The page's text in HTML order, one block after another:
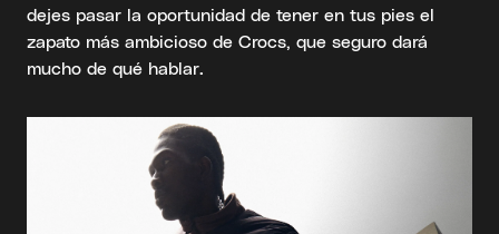
dejes pasar la oportunidad de tener en tus pies el
zapato más ambicioso de Crocs, que seguro dará
mucho de qué hablar.